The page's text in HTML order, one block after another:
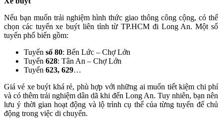
Nếu bạn muốn trải nghiệm hình thức giao thông công cộng, có thể
chọn các tuyến xe buýt liên tỉnh từ TP.HCM đi Long An. Một số
tuyến phổ biến gồm:
Tuyến số 80: Bến Lức – Chợ Lớn
Tuyến 628: Tân An – Chợ Lớn
Tuyến 623, 629…
Giá vé xe buýt khá rẻ, phù hợp với những ai muốn tiết kiệm chi phí
và có thêm trải nghiệm dân dã khi đến Long An. Tuy nhiên, bạn nên
lưu ý thời gian hoạt động và lộ trình cụ thể của từng tuyến để chủ
động trong việc di chuyển.